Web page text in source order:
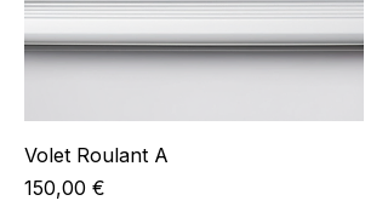
Volet Roulant A
Prix
150,00 €